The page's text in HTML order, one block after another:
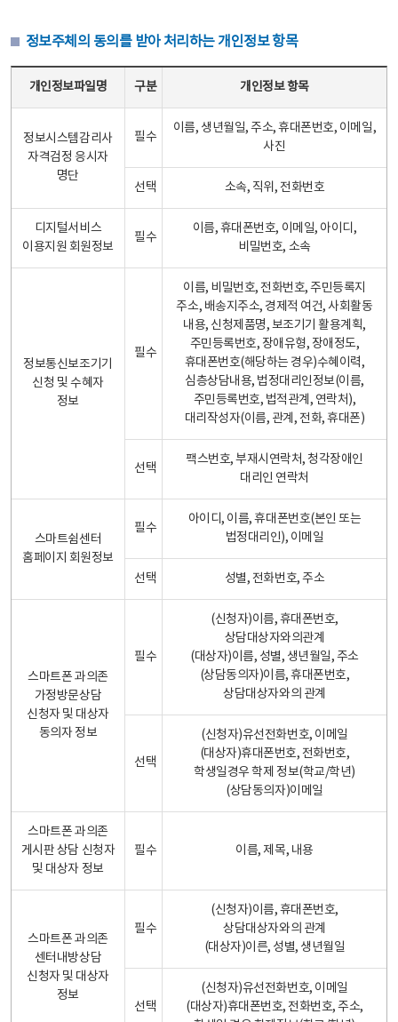
정보주체의 동의를 받아 처리하는 개인정보 항목
개인정보파일명 구분 개인정보 항목
정보시스템감리사
자격검정 응시자
명단
필수
이름, 생년월일, 주소, 휴대폰번호, 이메일,
사진
선택 소속, 직위, 전화번호
디지털서비스
이용지원 회원정보
필수
이름, 휴대폰번호, 이메일, 아이디,
비밀번호, 소속
정보통신보조기기
신청 및 수혜자
정보
필수
이름, 비밀번호, 전화번호, 주민등록지
주소, 배송지주소, 경제적 여건, 사회활동
내용, 신청제품명, 보조기기 활용계획,
주민등록번호, 장애유형, 장애정도,
휴대폰번호(해당하는 경우)수혜이력,
심층상담내용, 법정대리인정보(이름,
주민등록번호, 법적관계, 연락처),
대리작성자(이름, 관계, 전화, 휴대폰)
선택
팩스번호, 부재시연락처, 청각장애인
대리인 연락처
스마트쉼센터
홈페이지 회원정보
필수
아이디, 이름, 휴대폰번호(본인 또는
법정대리인), 이메일
선택 성별, 전화번호, 주소
스마트폰 과의존
가정방문상담
신청자 및 대상자
동의자 정보
필수
(신청자)이름, 휴대폰번호,
상담대상자와의관계
(대상자)이름, 성별, 생년월일, 주소
(상담동의자)이름, 휴대폰번호,
상담대상자와의 관계
선택
(신청자)유선전화번호, 이메일
(대상자)휴대폰번호, 전화번호,
학생일경우 학제 정보(학교/학년)
(상담동의자)이메일
스마트폰 과의존
게시판 상담 신청자
및 대상자 정보
필수 이름, 제목, 내용
스마트폰 과의존
센터내방상담
신청자 및 대상자
정보
필수
(신청자)이름, 휴대폰번호,
상담대상자와의 관계
(대상자)이른, 성별, 생년월일
선택
(신청자)유선전화번호, 이메일
(대상자)휴대폰번호, 전화번호, 주소,